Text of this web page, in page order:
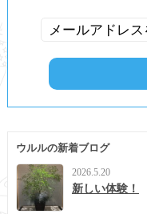
ウルルの新着ブログ
2026.5.20
新しい体験！